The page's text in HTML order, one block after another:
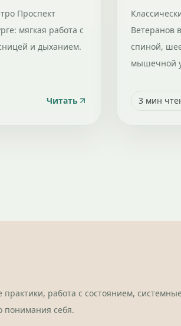
Проспект
мягкая работа с
и дыханием.
Читать
Ветеранов
спиной,
мышечной
3 мин
практики, работа с состоянием,
понимания себя.